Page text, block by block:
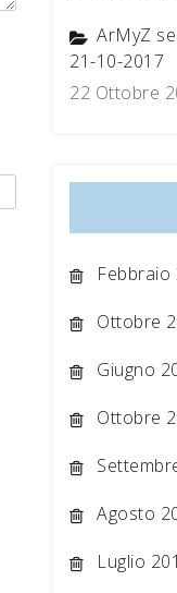
ArMyZ
21-10-2017
22 Ottobre
Febbraio
Ottobre
Giugno
Ottobre
Agosto
Luglio